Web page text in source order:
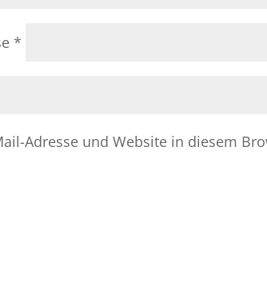
*
Adresse und Website in diesem